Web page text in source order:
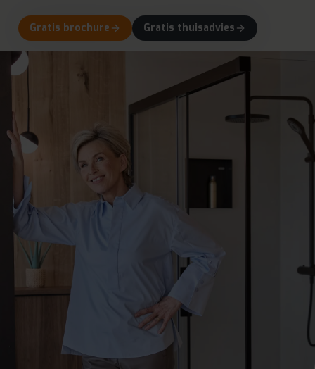
Gratis brochure Gratis thuisadvies